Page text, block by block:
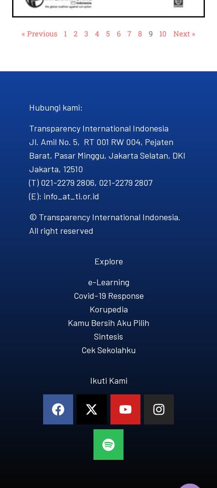
« Previous 1 2 3 4 5 6 7 8 9 10 Next »
Hubungi kami​:
Transparency International Indonesia
Jl. Amil No. 5, RT 001 RW 004, Pejaten
Barat, Pasar Minggu, Jakarta Selatan, DKI
Jakarta, 12510
(T) 021-2279 2806, 021-2279 2807
(E): info_at_ti.or.id
© Transparency International Indonesia.
All right reserved
Explore
e-Learning
Covid-19 Response
Korupedia
Kamu Bersih Aku Pilih
Sintesis
Cek Sekolahku
Ikuti Kami